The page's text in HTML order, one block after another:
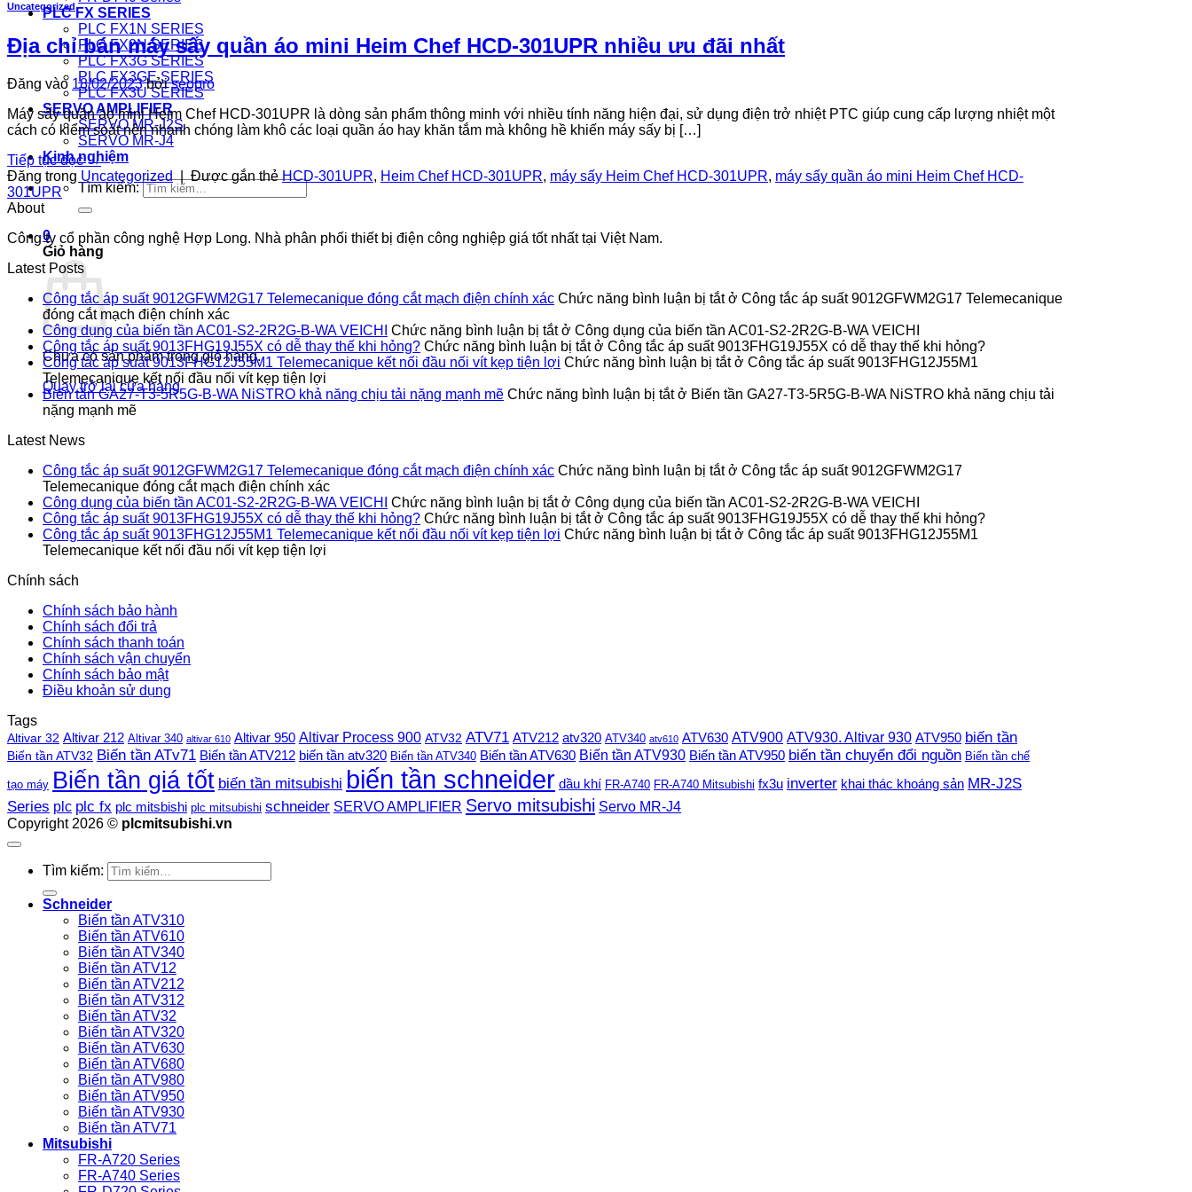
PLC FX SERIES
PLC FX1N SERIES
PLC FX2N SERIES
PLC FX3G SERIES
PLC FX3GE SERIES
PLC FX3U SERIES
SERVO AMPLIFIER
SERVO MR-J2S
SERVO MR-J4
Kinh nghiệm
Tìm kiếm:
0
Giỏ hàng
Chưa có sản phẩm trong giỏ hàng.
Quay trở lại cửa hàng
Uncategorized
Địa chỉ bán máy sấy quần áo mini Heim Chef HCD-301UPR nhiều ưu đãi nhất
Đăng vào 18/02/2023 bởiseopro
Máy sấy quần áo mini Heim Chef HCD-301UPR là dòng sản phẩm thông minh với nhiều tính năng hiện đại, sử dụng điện trở nhiệt PTC giúp cung cấp lượng nhiệt một
cách có kiểm soát nên nhanh chóng làm khô các loại quần áo hay khăn tắm mà không hề khiến máy sấy bị […]
Tiếp tục đọc→
Đăng trong Uncategorized | Được gắn thẻHCD-301UPR, Heim Chef HCD-301UPR, máy sấy Heim Chef HCD-301UPR, máy sấy quần áo mini Heim Chef HCD-
301UPR
About
Công ty cổ phần công nghệ Hợp Long. Nhà phân phối thiết bị điện công nghiệp giá tốt nhất tại Việt Nam.
Latest Posts
Công tắc áp suất 9012GFWM2G17 Telemecanique đóng cắt mạch điện chính xác Chức năng bình luận bị tắtở Công tắc áp suất 9012GFWM2G17 Telemecanique
đóng cắt mạch điện chính xác
Công dụng của biến tần AC01-S2-2R2G-B-WA VEICHI
Chức năng bình luận bị tắtở Công dụng của biến tần AC01-S2-2R2G-B-WA VEICHI
Công tắc áp suất 9013FHG19J55X có dễ thay thế khi hỏng? Chức năng bình luận bị tắtở Công tắc áp suất 9013FHG19J55X có dễ thay thế khi hỏng?
Công tắc áp suất 9013FHG12J55M1 Telemecanique kết nối đầu nối vít kẹp tiện lợi Chức năng bình luận bị tắtở Công tắc áp suất 9013FHG12J55M1
Telemecanique kết nối đầu nối vít kẹp tiện lợi
Biến tần GA27-T3-5R5G-B-WA NiSTRO khả năng chịu tải nặng mạnh mẽ Chức năng bình luận bị tắtở Biến tần GA27-T3-5R5G-B-WA NiSTRO khả năng chịu tải
nặng mạnh mẽ
Latest News
Công tắc áp suất 9012GFWM2G17 Telemecanique đóng cắt mạch điện chính xác Chức năng bình luận bị tắtở Công tắc áp suất 9012GFWM2G17
Telemecanique đóng cắt mạch điện chính xác
Công dụng của biến tần AC01-S2-2R2G-B-WA VEICHI
Chức năng bình luận bị tắtở Công dụng của biến tần AC01-S2-2R2G-B-WA VEICHI
Công tắc áp suất 9013FHG19J55X có dễ thay thế khi hỏng? Chức năng bình luận bị tắtở Công tắc áp suất 9013FHG19J55X có dễ thay thế khi hỏng?
Công tắc áp suất 9013FHG12J55M1 Telemecanique kết nối đầu nối vít kẹp tiện lợi Chức năng bình luận bị tắtở Công tắc áp suất 9013FHG12J55M1
Telemecanique kết nối đầu nối vít kẹp tiện lợi
Chính sách
Chính sách bảo hành
Chính sách đổi trả
Chính sách thanh toán
Chính sách vận chuyển
Chính sách bảo mật
Điều khoản sử dụng
Tags
Altivar 32 Altivar 212 Altivar 340 altivar 610 Altivar 950 Altivar Process 900 ATV32 ATV71 ATV212 atv320 ATV340 atv610 ATV630 ATV900 ATV930. Altivar 930 ATV950 biến tần
Biến tần ATV32 Biến tần ATv71 Biến tần ATV212 biến tần atv320 Biến tần ATV340 Biến tần ATV630 Biến tần ATV930 Biến tần ATV950 biến tần chuyển đổi nguồn Biến tần chế
tạo máy Biến tần giá tốt biến tần mitsubishi biến tần schneider dầu khí FR-A740 FR-A740 Mitsubishi fx3u inverter khai thác khoáng sản MR-J2S
Series plc plc fx plc mitsbishi plc mitsubishi schneider SERVO AMPLIFIER Servo mitsubishi Servo MR-J4
Copyright 2026 © plcmitsubishi.vn
Tìm kiếm:
Schneider
Biến tần ATV310
Biến tần ATV610
Biến tần ATV340
Biến tần ATV12
Biến tần ATV212
Biến tần ATV312
Biến tần ATV32
Biến tần ATV320
Biến tần ATV630
Biến tần ATV680
Biến tần ATV980
Biến tần ATV950
Biến tần ATV930
Biến tần ATV71
Mitsubishi
FR-A720 Series
FR-A740 Series